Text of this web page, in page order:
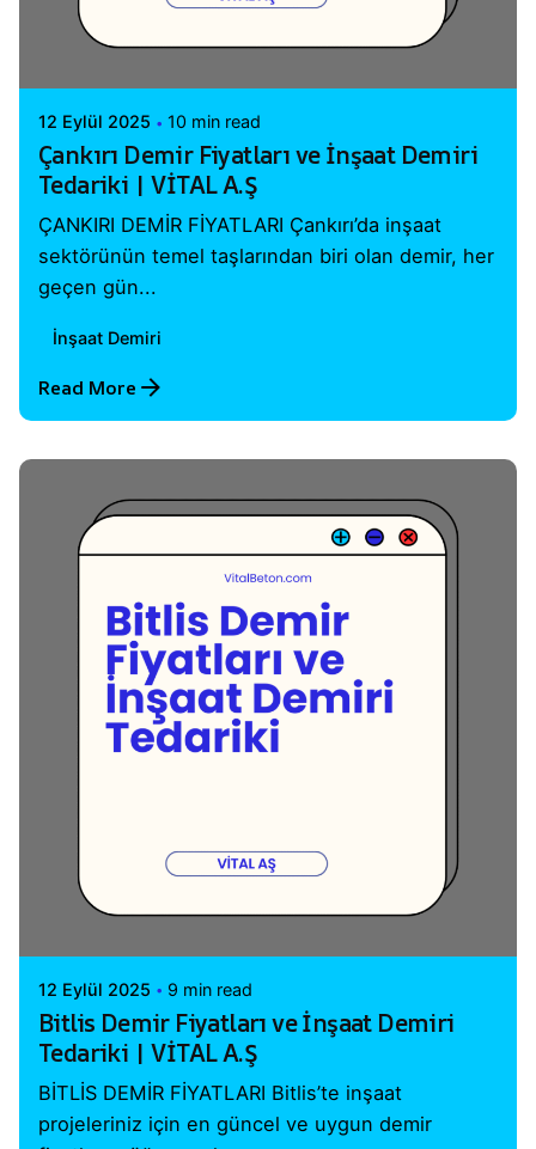
12 Eylül 2025 10 min read
Çankırı Demir Fiyatları ve İnşaat Demiri
Tedariki | VİTAL A.Ş
ÇANKIRI DEMİR FİYATLARI Çankırı’da inşaat
sektörünün temel taşlarından biri olan demir, her
geçen gün...
İnşaat Demiri
Read More
12 Eylül 2025 9 min read
Bitlis Demir Fiyatları ve İnşaat Demiri
Tedariki | VİTAL A.Ş
BİTLİS DEMİR FİYATLARI Bitlis’te inşaat
projeleriniz için en güncel ve uygun demir